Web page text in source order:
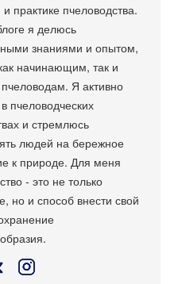
практике пчеловодства.
я делюсь
знаниями и опытом,
начинающим, так и
Я активно
пчеловодческих
и стремлюсь
людей на бережное
к природе. Для меня
- это не только
но и способ внести свой